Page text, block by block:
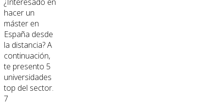
¿Interesado en
hacer un
máster en
España desde
la distancia? A
continuación,
te presento 5
universidades
top del sector.
7